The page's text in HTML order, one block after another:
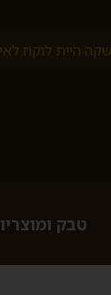
טבק ומוצריו